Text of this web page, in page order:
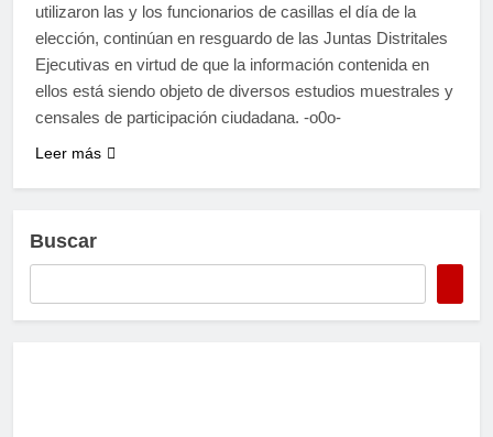
utilizaron las y los funcionarios de casillas el día de la
elección, continúan en resguardo de las Juntas Distritales
Ejecutivas en virtud de que la información contenida en
ellos está siendo objeto de diversos estudios muestrales y
censales de participación ciudadana. -o0o-
Leer más
Buscar